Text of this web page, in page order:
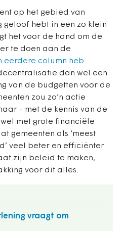
op het gebied van
geloof hebt in een zo klein
het voor de hand om de
te doen aan de
eerdere column heb
dan wel een
van de budgetten voor de
zou zo’n actie
- met de kennis van de
met grote financiële
gemeenten als ‘meest
veel beter en efficiënter
zijn beleid te maken,
voor dit alles.
vraagt om